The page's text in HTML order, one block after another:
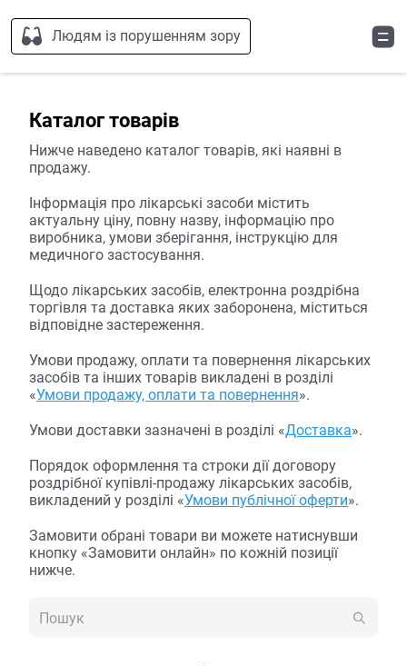
Людям із порушенням зору
Каталог товарів
Нижче наведено каталог товарів, які наявні в
продажу.
Інформація про лікарські засоби містить
актуальну ціну, повну назву, інформацію про
виробника, умови зберігання, інструкцію для
медичного застосування.
Щодо лікарських засобів, електронна роздрібна
торгівля та доставка яких заборонена, міститься
відповідне застереження.
Умови продажу, оплати та повернення лікарських
засобів та інших товарів викладені в розділі
«Умови продажу, оплати та повернення».
Умови доставки зазначені в розділі «Доставка».
Порядок оформлення та строки дії договору
роздрібної купівлі-продажу лікарських засобів,
викладений у розділі «Умови публічної оферти».
Замовити обрані товари ви можете натиснувши
кнопку «Замовити онлайн» по кожній позиції
нижче.